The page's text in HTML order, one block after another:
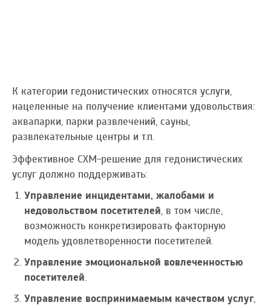
К категории гедонистических относятся услуги,
нацеленные на получение клиентами удовольствия:
аквапарки, парки развлечений, сауны,
развлекательные центры и т.п.
Эффективное CXM-решение для гедонистических
услуг должно поддерживать:
Управление инцидентами, жалобами и
недовольством посетителей, в том числе,
возможность конкретизировать факторную
модель удовлетворенности посетителей.
Управление эмоциональной вовлеченностью
посетителей.
Управление воспринимаемым качеством услуг,